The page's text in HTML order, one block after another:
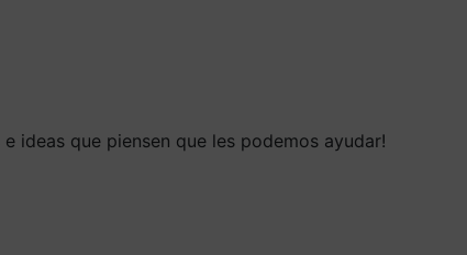
ideas que piensen que les podemos ayudar!